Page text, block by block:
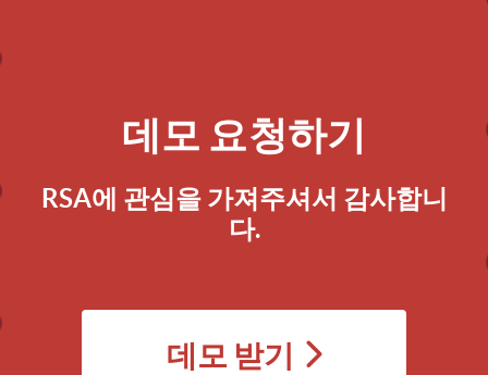
데모 요청하기
RSA에 관심을 가져주셔서 감사합니
다.
데모 받기